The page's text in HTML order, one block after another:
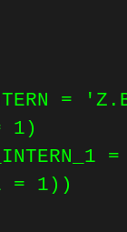
=
1)
= 1))